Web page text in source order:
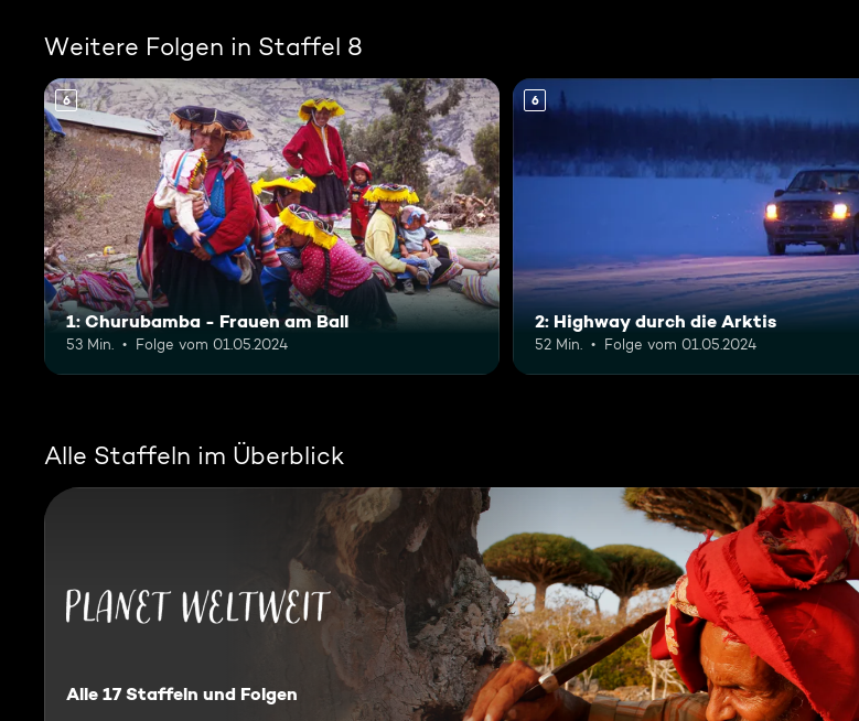
Weitere Folgen in Staffel 8
6
1: Churubamba - Frauen am Ball
53 Min. Folge vom 01.05.2024
6
2: Highway durch die Arktis
52 Min. Folge vom 01.05.2024
Alle Staffeln im Überblick
Alle 17 Staffeln und Folgen